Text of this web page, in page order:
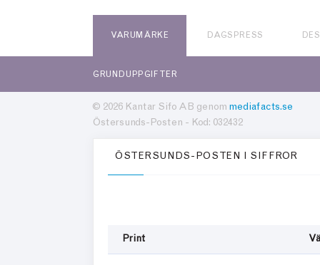
VARUMÄRKE DAGSPRESS
GRUNDUPPGIFTER
© 2026 Kantar Sifo AB genom mediafacts.se
Östersunds-Posten - Kod: 032432
ÖSTERSUNDS-POSTEN I SIFFROR
Print